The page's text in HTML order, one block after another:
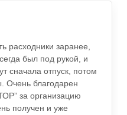
расходники заранее,
был под рукой, и
сначала отпуск, потом
Очень благодарен
за организацию
получен и уже